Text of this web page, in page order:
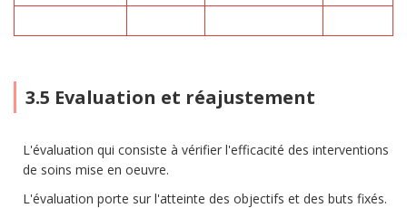
3.5 Evaluation et réajustement
L'évaluation qui consiste à vérifier l'efficacité des interventions
de soins mise en oeuvre.
L'évaluation porte sur l'atteinte des objectifs et des buts fixés.